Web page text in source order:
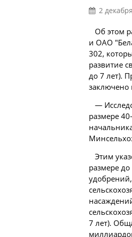
2
Об этом
и ОАО
302,
развитие
до 7 лет).
заключено
—
размере
Этим
размере
7 лет).